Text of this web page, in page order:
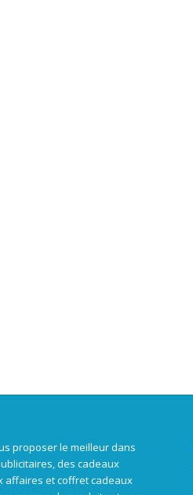
proposer le meilleur dans
des cadeaux
affaires et coffret cadeaux